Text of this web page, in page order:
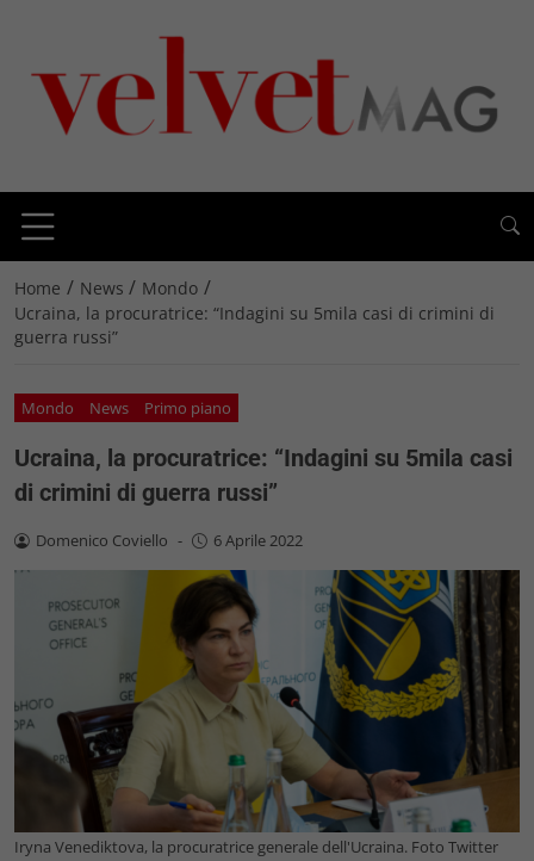
Home / News / Mondo /
Ucraina, la procuratrice: “Indagini su 5mila casi di crimini di
guerra russi”
Mondo News Primo piano
Ucraina, la procuratrice: “Indagini su 5mila casi
di crimini di guerra russi”
Domenico Coviello - 6 Aprile 2022
Iryna Venediktova, la procuratrice generale dell'Ucraina. Foto Twitter